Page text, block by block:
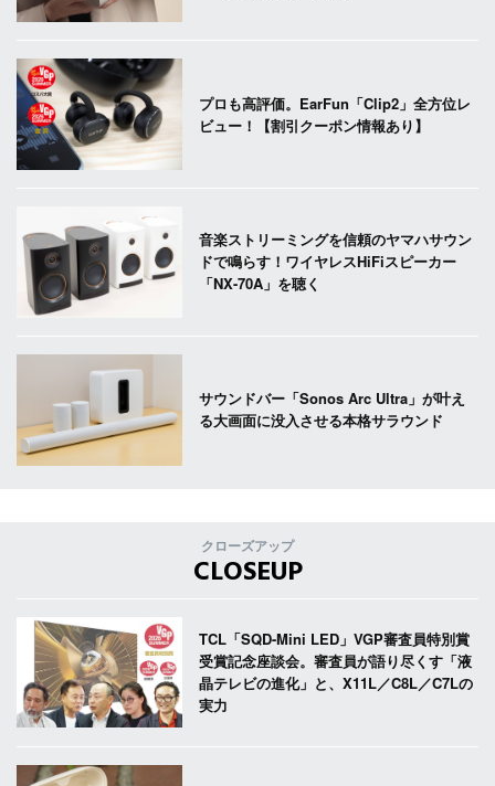
プロも高評価。EarFun「Clip2」全方位レ
ビュー！【割引クーポン情報あり】
音楽ストリーミングを信頼のヤマハサウン
ドで鳴らす！ワイヤレスHiFiスピーカー
「NX-70A」を聴く
サウンドバー「Sonos Arc Ultra」が叶え
る大画面に没入させる本格サラウンド
クローズアップ
CLOSEUP
TCL「SQD-Mini LED」VGP審査員特別賞
受賞記念座談会。審査員が語り尽くす「液
晶テレビの進化」と、X11L／C8L／C7Lの
実力